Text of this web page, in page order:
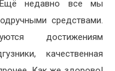
Ещё недавно все мы
средствами.
достижениям
качественная